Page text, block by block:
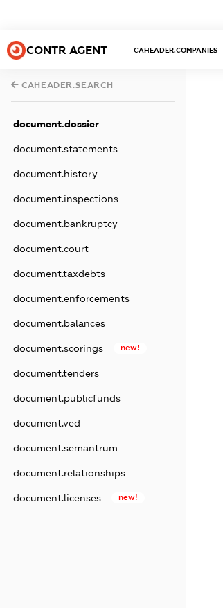
CONTR AGENT CAHEADER.COMPANIES
CAHEADER.SEARCH
document.dossier
document.statements
document.history
document.inspections
document.bankruptcy
document.court
document.taxdebts
document.enforcements
document.balances
document.scorings new!
document.tenders
document.publicfunds
document.ved
document.semantrum
document.relationships
document.licenses new!